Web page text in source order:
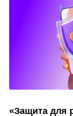
«Защита для